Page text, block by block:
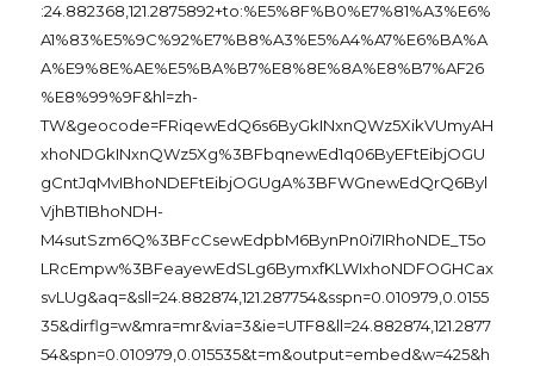
:24.882368,121.2875892+to:%E5%8F%B0%E7%81%A3%E6%
A1%83%E5%9C%92%E7%B8%A3%E5%A4%A7%E6%BA%A
A%E9%8E%AE%E5%BA%B7%E8%8E%8A%E8%B7%AF26
%E8%99%9F&hl=zh-
TW&geocode=FRiqewEdQ6s6ByGkINxnQWz5XikVUmyAH
xhoNDGkINxnQWz5Xg%3BFbqnewEd1q06ByEFtEibjOGU
gCntJqMvIBhoNDEFtEibjOGUgA%3BFWGnewEdQrQ6Byl
VjhBTIBhoNDH-
M4sutSzm6Q%3BFcCsewEdpbM6BynPn0i7IRhoNDE_T5o
LRcEmpw%3BFeayewEdSLg6BymxfKLWIxhoNDFOGHCax
svLUg&aq=&sll=24.882874,121.287754&sspn=0.010979,0.0155
35&dirflg=w&mra=mr&via=3&ie=UTF8&ll=24.882874,121.2877
54&spn=0.010979,0.015535&t=m&output=embed&w=425&h